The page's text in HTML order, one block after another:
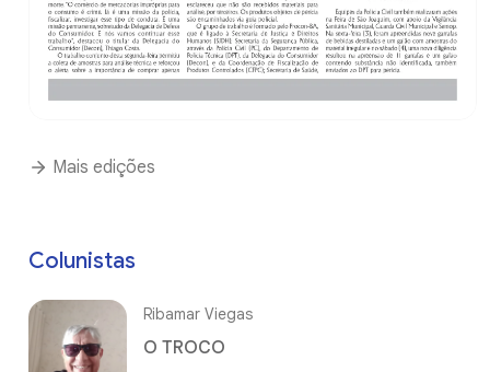
Mais edições
Colunistas
Ribamar Viegas
O TROCO